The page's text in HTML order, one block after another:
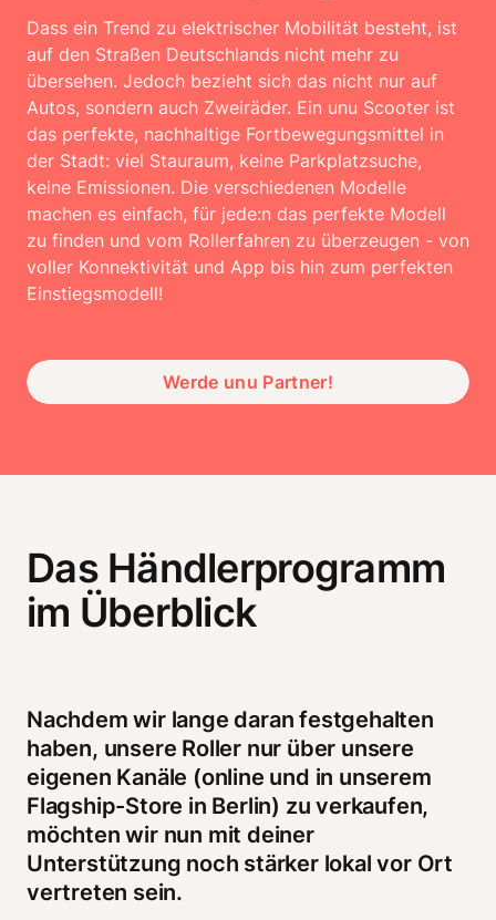
Dass ein Trend zu elektrischer Mobilität besteht, ist
auf den Straßen Deutschlands nicht mehr zu
übersehen. Jedoch bezieht sich das nicht nur auf
Autos, sondern auch Zweiräder. Ein unu Scooter ist
das perfekte, nachhaltige Fortbewegungsmittel in
der Stadt: viel Stauraum, keine Parkplatzsuche,
keine Emissionen. Die verschiedenen Modelle
machen es einfach, für jede:n das perfekte Modell
zu finden und vom Rollerfahren zu überzeugen - von
voller Konnektivität und App bis hin zum perfekten
Einstiegsmodell!
Werde unu Partner!
Das Händlerprogramm
im Überblick
Nachdem wir lange daran festgehalten
haben, unsere Roller nur über unsere
eigenen Kanäle (online und in unserem
Flagship-Store in Berlin) zu verkaufen,
möchten wir nun mit deiner
Unterstützung noch stärker lokal vor Ort
vertreten sein.